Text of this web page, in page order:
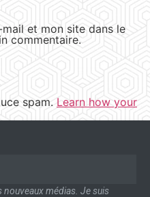
et mon site dans le
commentaire.
spam. Learn how your
nouveaux médias. Je suis